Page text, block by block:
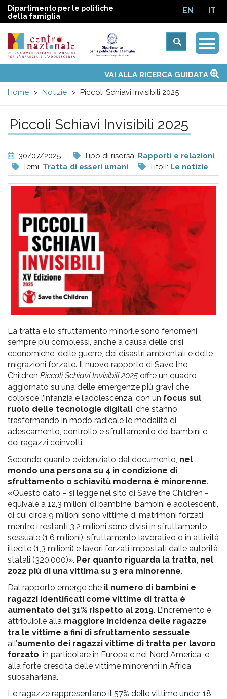
Dipartimento per le politiche
della famiglia
EN IT
Centro
nazionale
di
Documentazione
e
analisi
pr
l'infanzia
l'adolescenza
menu
Temi
Attività
Convenzione ONUVAI ALLA RICERCA GUIDATA
Home
Notizie Piccoli Schiavi Invisibili 2025
Piccoli Schiavi Invisibili 2025
30/07/2025 Tipo di risorsa: Rapporti e relazioni
Temi: Tratta di esseri umani Titoli: Le notizie
La tratta e lo sfruttamento minorile sono fenomeni
sempre più complessi, anche a causa delle crisi
economiche, delle guerre, dei disastri ambientali e delle
migrazioni forzate. Il nuovo rapporto di Save the
Children Piccoli Schiavi Invisibili 2025 offre un quadro
aggiornato su una delle emergenze più gravi che
colpisce l’infanzia e l’adolescenza, con un focus sul
ruolo delle tecnologie digitali , che stanno
trasformando in modo radicale le modalità di
adescamento, controllo e sfruttamento dei bambini e
dei ragazzi coinvolti.
Secondo quanto evidenziato dal documento, nel
mondo una persona su 4 in condizione di
sfruttamento o schiavitù moderna è minorenne.
«Questo dato – si legge nel sito di Save the Children -
equivale a 12,3 milioni di bambine, bambini e adolescenti,
di cui circa 9 milioni sono vittime di matrimoni forzati,
mentre i restanti 3,2 milioni sono divisi in sfruttamento
sessuale (1,6 milioni), sfruttamento lavorativo o in attività
illecite (1,3 milioni) e lavori forzati impostati dalle autorità
statali (320.000)». Per quanto riguarda la tratta, nel
2022 più di una vittima su 3 era minorenne.
Dal rapporto emerge che il numero di bambini e
ragazzi identificati come vittime di tratta è
aumentato del 31% rispetto al 2019. L’incremento è
attribuibile alla maggiore incidenza delle ragazze
tra le vittime a fini di sfruttamento sessuale
all’aumento dei ragazzi vittime di tratta per lavoro
forzato , in particolare in Europa e nel Nord America, e
alla forte crescita delle vittime minorenni in Africa
subsahariana.
Le ragazze rappresentano il 57% delle vittime under 18